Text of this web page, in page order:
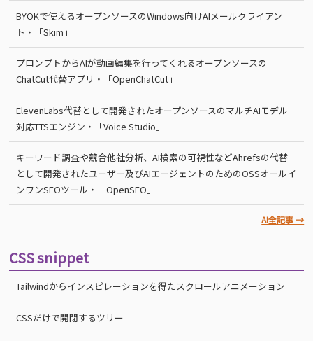
BYOKで使えるオープンソースのWindows向けAIメールクライアン
ト・「Skim」
プロンプトからAIが動画編集を行ってくれるオープンソースの
ChatCut代替アプリ・「OpenChatCut」
ElevenLabs代替として開発されたオープンソースのマルチAIモデル
対応TTSエンジン・「Voice Studio」
キーワード調査や競合他社分析、AI検索の可視性などAhrefsの代替
として開発されたユーザー及びAIエージェントのためのOSSオールイ
ンワンSEOツール・「OpenSEO」
AI全記事 →
CSS snippet
Tailwindからインスピレーションを得たスクロールアニメーション
CSSだけで開閉するツリー